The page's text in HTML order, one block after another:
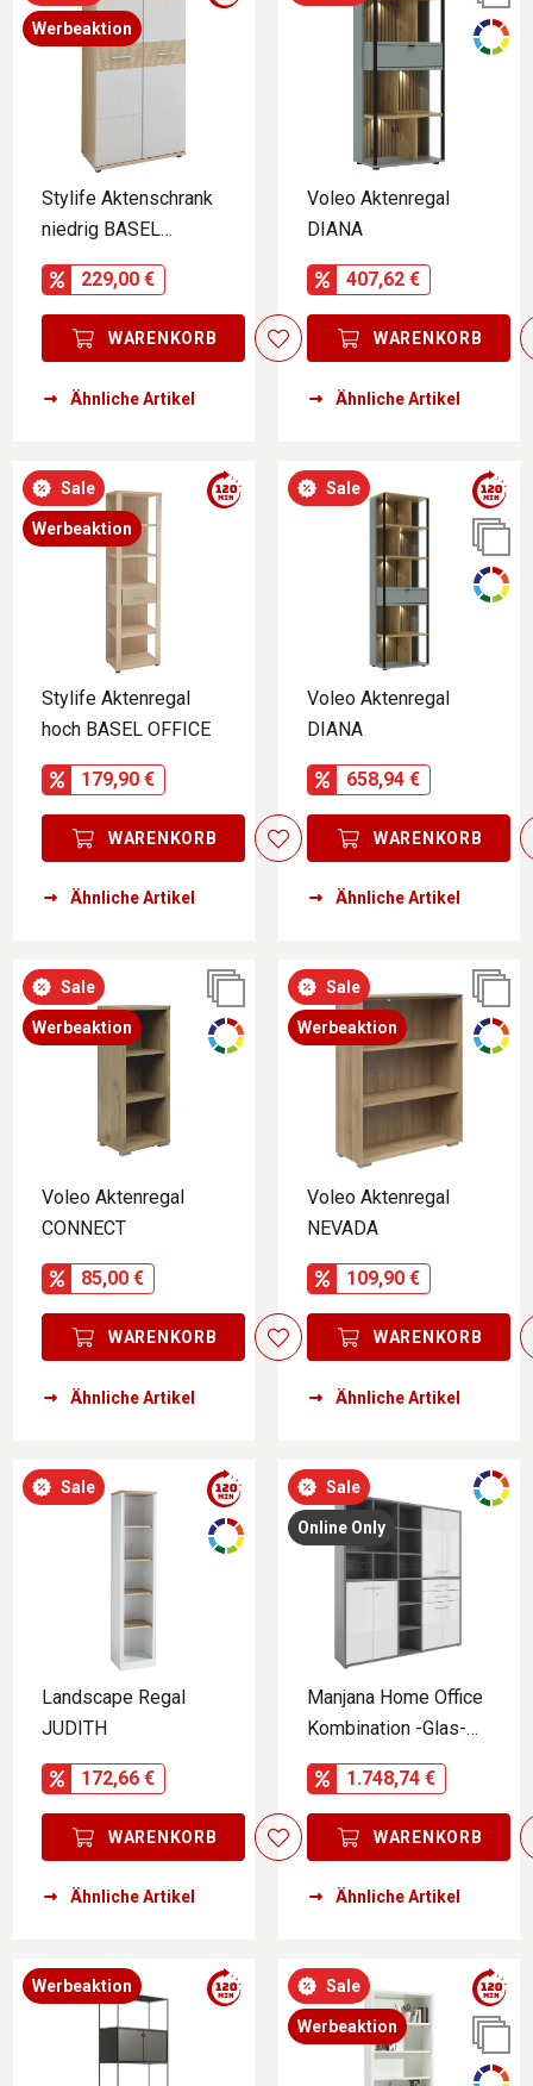
Werbeaktion
Stylife Aktenschrank
niedrig BASEL
OFFICE
229,00 €
WARENKORB
Ähnliche Artikel
Voleo Aktenregal
DIANA
407,62 €
WARENKORB
Ähnliche Artikel
Sale
Werbeaktion
Stylife Aktenregal
hoch BASEL OFFICE
179,90 €
WARENKORB
Ähnliche Artikel
Sale
Voleo Aktenregal
DIANA
658,94 €
WARENKORB
Ähnliche Artikel
Sale
Werbeaktion
Voleo Aktenregal
CONNECT
85,00 €
WARENKORB
Ähnliche Artikel
Sale
Werbeaktion
Voleo Aktenregal
NEVADA
109,90 €
WARENKORB
Ähnliche Artikel
Sale
Landscape Regal
JUDITH
172,66 €
WARENKORB
Ähnliche Artikel
Sale
Online Only
Manjana Home Office
Kombination -Glas-
TEXAS
1.748,74 €
WARENKORB
Ähnliche Artikel
Werbeaktion Sale
Werbeaktion